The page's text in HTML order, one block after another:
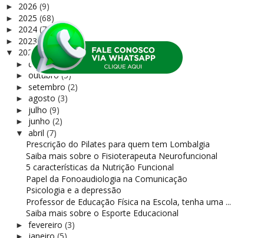
► 2026 (9)
► 2025 (68)
► 2024 (72)
► 2023(75)
▼ 2022(37)
► dezembro (1)
► outubro(5)
► setembro (2)
► agosto (3)
► julho (9)
► junho (2)
▼ abril (7)
Prescrição do Pilates para quem tem Lombalgia
Saiba mais sobre o Fisioterapeuta Neurofuncional
5 características da Nutrição Funcional
Papel da Fonoaudiologia na Comunicação
Psicologia e a depressão
Professor de Educação Física na Escola, tenha uma ...
Saiba mais sobre o Esporte Educacional
► fevereiro (3)